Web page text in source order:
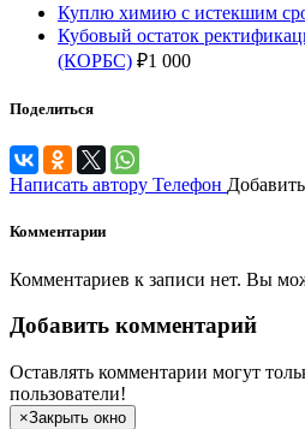
Куплю химию с истекшим
Кубовый остаток
(КОРБС) ₽1 000
Поделиться
Написать автору Телефон
Комментарии
Комментариев к записи нет. Вы
Добавить комментарий
Оставлять комментарии могут
пользователи!
×Закрыть окно